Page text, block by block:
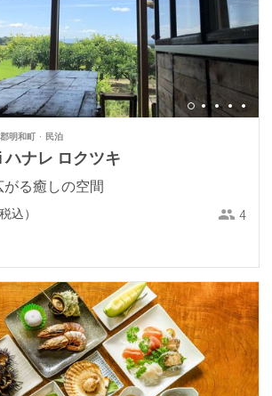
明和町 民泊
ナレ ロクツキ
る癒しの空間
税込） 4